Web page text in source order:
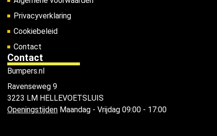
Privacyverklaring
Cookiebeleid
Contact
Contact
Bumpers.nl
Ravenseweg 9
3223 LM HELLEVOETSLUIS
Openingstijden Maandag - Vrijdag 09:00 - 17:00